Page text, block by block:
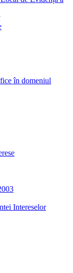
în domeniul
Intereselor